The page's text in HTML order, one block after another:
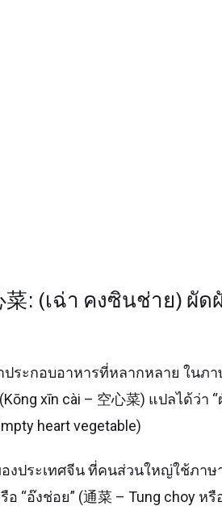
菜: (เฉ่า คงซินช่าย) ผัด
ระกอบอาหารที่หลากหลาย ในภา
xīn cài – 空心菜) แปลได้ว่า
heart vegetable)
ประเทศจีน ที่คนส่วนใหญ่ใช้ภาษ
“อ๊งช่อย” (通菜 – Tung choy หรื